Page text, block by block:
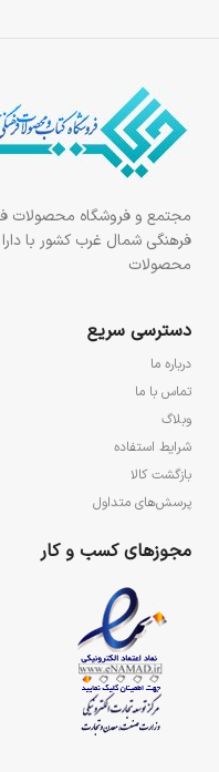
مجتمع و فروشگاه محصولات
فرهنگی شمال غرب کشور با
محصولات
دسترسی سریع
درباره ما
تماس با ما
وبلاگ
شرایط استفاده
بازگشت کالا
پرسش‌های متداول
مجوزهای کسب و کار